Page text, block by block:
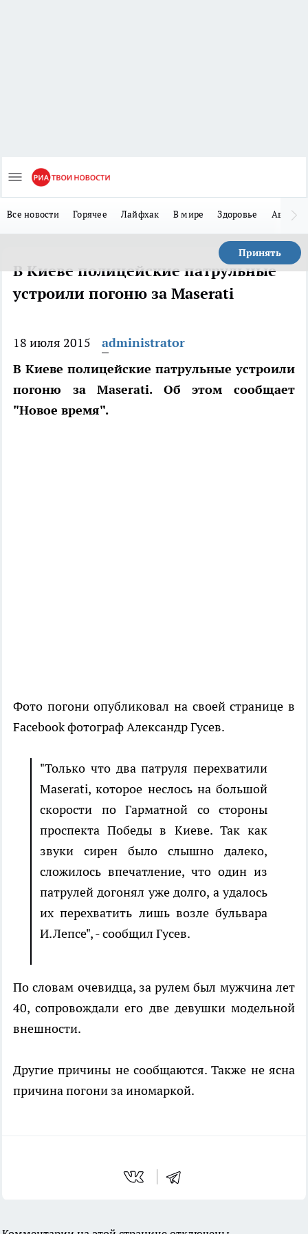
Все новости Горячее Лайфхак В мире Здоровье Авто
Принять
В Киеве полицейские патрульные
устроили погоню за Maserati
18 июля 2015
administrator
В Киеве полицейские патрульные устроили
погоню за Maserati. Об этом сообщает
"Новое время".
Фото погони опубликовал на своей странице в
Facebook фотограф Александр Гусев.
"Только что два патруля перехватили
Maserati, которое неслось на большой
скорости по Гарматной со стороны
проспекта Победы в Киеве. Так как
звуки сирен было слышно далеко,
сложилось впечатление, что один из
патрулей догонял уже долго, а удалось
их перехватить лишь возле бульвара
И.Лепсе", - сообщил Гусев.
По словам очевидца, за рулем был мужчина лет
40, сопровождали его две девушки модельной
внешности.
Другие причины не сообщаются. Также не ясна
причина погони за иномаркой.